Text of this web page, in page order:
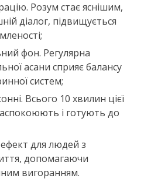
Розум стає яснішим,
діалог, підвищується
фон. Регулярна
асани сприяє балансу
систем;
Всього 10 хвилин цієї
і готують до
для людей з
допомагаючи
вигоранням.